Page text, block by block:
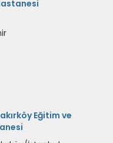
Eğitim ve
İstanbul